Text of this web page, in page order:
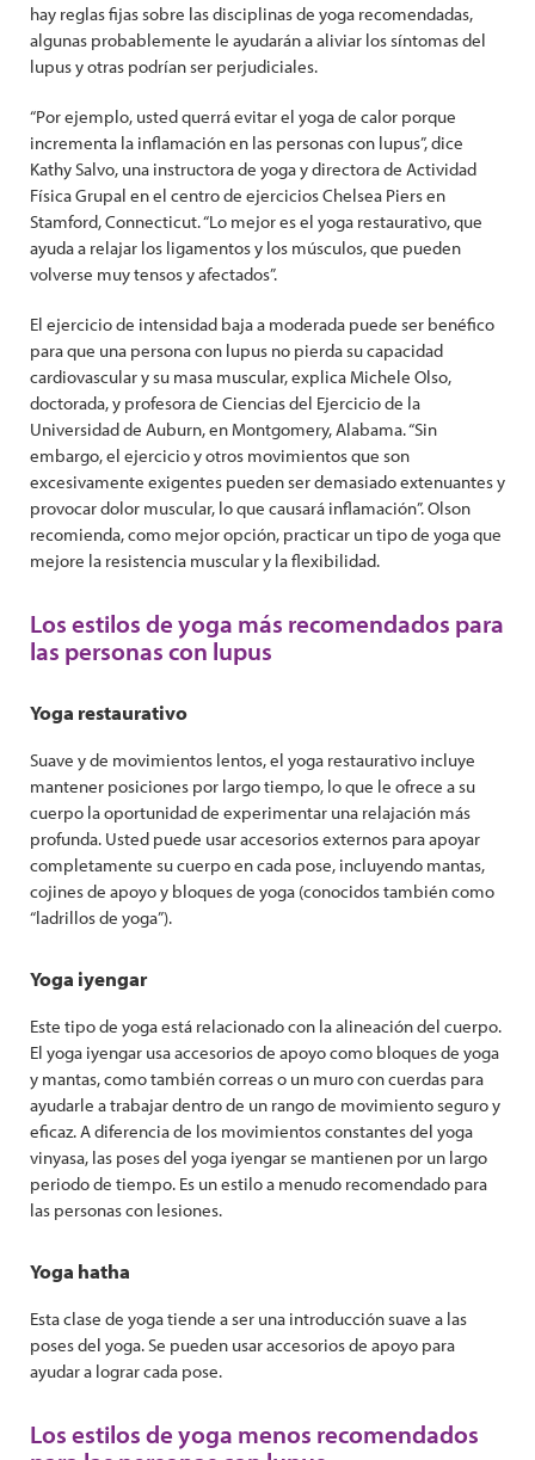
hay reglas fijas sobre las disciplinas de yoga recomendadas,
algunas probablemente le ayudarán a aliviar los síntomas del
lupus y otras podrían ser perjudiciales.
“Por ejemplo, usted querrá evitar el yoga de calor porque
incrementa la inflamación en las personas con lupus”, dice
Kathy Salvo, una instructora de yoga y directora de Actividad
Física Grupal en el centro de ejercicios Chelsea Piers en
Stamford, Connecticut. “Lo mejor es el yoga restaurativo, que
ayuda a relajar los ligamentos y los músculos, que pueden
volverse muy tensos y afectados”.
El ejercicio de intensidad baja a moderada puede ser benéfico
para que una persona con lupus no pierda su capacidad
cardiovascular y su masa muscular, explica Michele Olso,
doctorada, y profesora de Ciencias del Ejercicio de la
Universidad de Auburn, en Montgomery, Alabama. “Sin
embargo, el ejercicio y otros movimientos que son
excesivamente exigentes pueden ser demasiado extenuantes y
provocar dolor muscular, lo que causará inflamación”. Olson
recomienda, como mejor opción, practicar un tipo de yoga que
mejore la resistencia muscular y la flexibilidad.
Los estilos de yoga más recomendados para
las personas con lupus
Yoga restaurativo
Suave y de movimientos lentos, el yoga restaurativo incluye
mantener posiciones por largo tiempo, lo que le ofrece a su
cuerpo la oportunidad de experimentar una relajación más
profunda. Usted puede usar accesorios externos para apoyar
completamente su cuerpo en cada pose, incluyendo mantas,
cojines de apoyo y bloques de yoga (conocidos también como
“ladrillos de yoga”).
Yoga iyengar
Este tipo de yoga está relacionado con la alineación del cuerpo.
El yoga iyengar usa accesorios de apoyo como bloques de yoga
y mantas, como también correas o un muro con cuerdas para
ayudarle a trabajar dentro de un rango de movimiento seguro y
eficaz. A diferencia de los movimientos constantes del yoga
vinyasa, las poses del yoga iyengar se mantienen por un largo
periodo de tiempo. Es un estilo a menudo recomendado para
las personas con lesiones.
Yoga hatha
Esta clase de yoga tiende a ser una introducción suave a las
poses del yoga. Se pueden usar accesorios de apoyo para
ayudar a lograr cada pose.
Los estilos de yoga menos recomendados